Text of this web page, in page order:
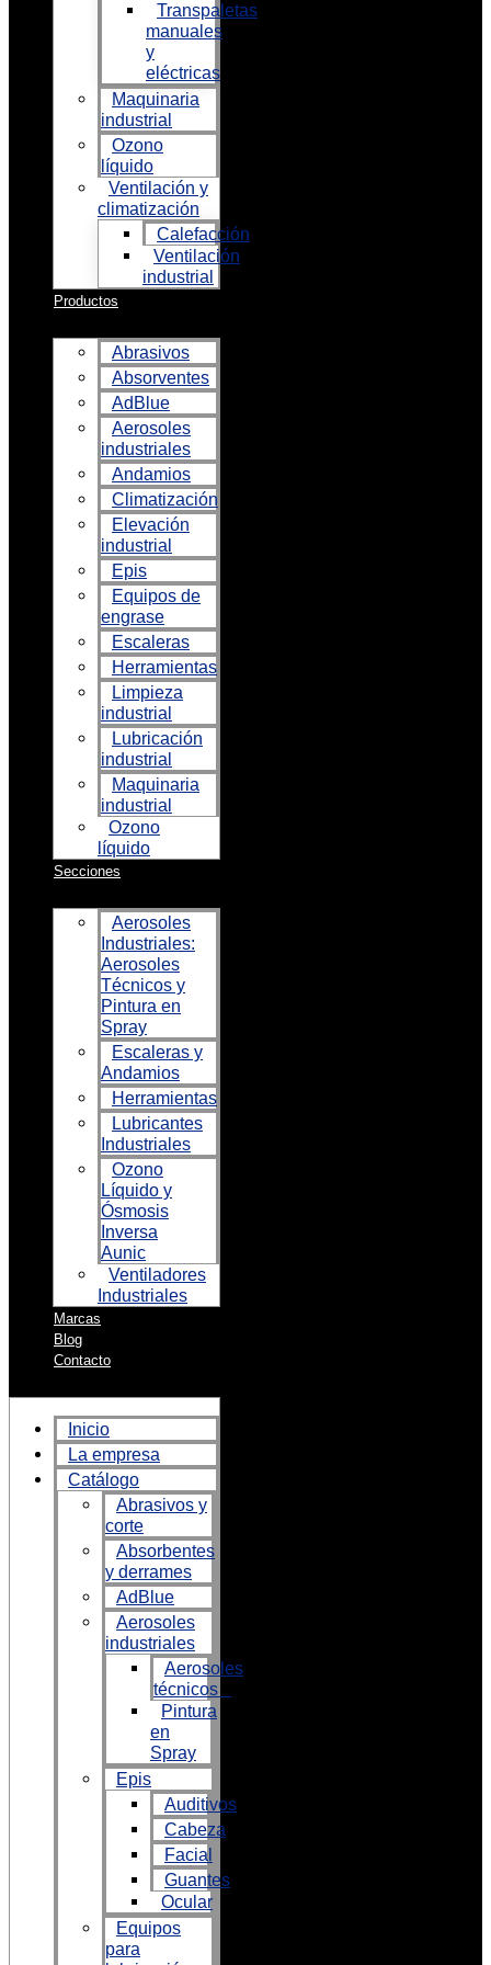
Transpaletas
manuales
y
eléctricas
Maquinaria
industrial
Ozono
líquido
Ventilación y
climatización
Calefacción
Ventilación
industrial
Productos
Abrasivos
Absorventes
AdBlue
Aerosoles
industriales
Andamios
Climatización
Elevación
industrial
Epis
Equipos de
engrase
Escaleras
Herramientas
Limpieza
industrial
Lubricación
industrial
Maquinaria
industrial
Ozono
líquido
Secciones
Aerosoles
Industriales:
Aerosoles
Técnicos y
Pintura en
Spray
Escaleras y
Andamios
Herramientas
Lubricantes
Industriales
Ozono
Líquido y
Ósmosis
Inversa
Aunic
Ventiladores
Industriales
Marcas
Blog
Contacto
Inicio
La empresa
Catálogo
Abrasivos y
corte
Absorbentes
y derrames
AdBlue
Aerosoles
industriales
Aerosoles
técnicos
Pintura
en
Spray
Epis
Auditivos
Cabeza
Facial
Guantes
Ocular
Equipos
para